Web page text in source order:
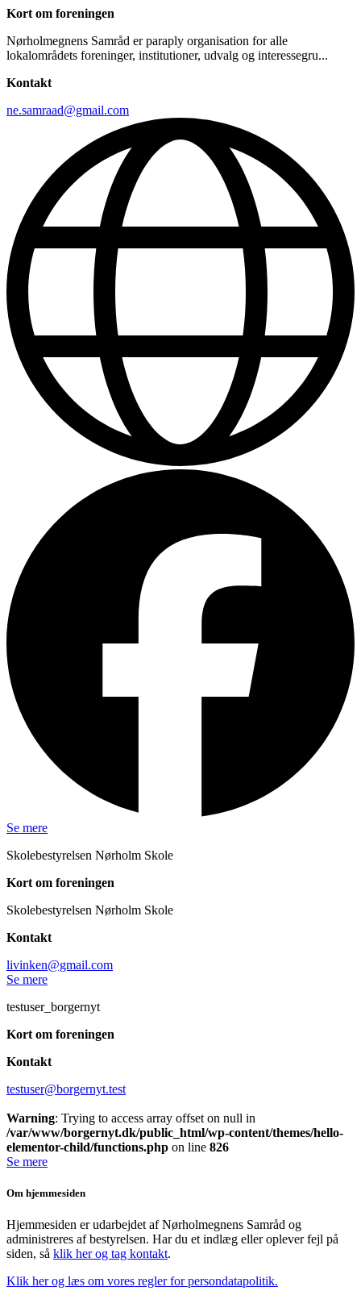
Kort om foreningen
Nørholmegnens Samråd er paraply organisation for alle
lokalområdets foreninger, institutioner, udvalg og interessegru...
Kontakt
ne.samraad@gmail.com
Se mere
Skolebestyrelsen Nørholm Skole
Kort om foreningen
Skolebestyrelsen Nørholm Skole
Kontakt
livinken@gmail.com
Se mere
testuser_borgernyt
Kort om foreningen
Kontakt
testuser@borgernyt.test
Warning: Trying to access array offset on null in
/var/www/borgernyt.dk/public_html/wp-content/themes/hello-
elementor-child/functions.php on line 826
Se mere
Om hjemmesiden
Hjemmesiden er udarbejdet af Nørholmegnens Samråd og
administreres af bestyrelsen. Har du et indlæg eller oplever fejl på
siden, så klik her og tag kontakt.
Klik her og læs om vores regler for persondatapolitik.